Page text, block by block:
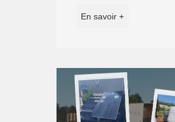
En savoir +